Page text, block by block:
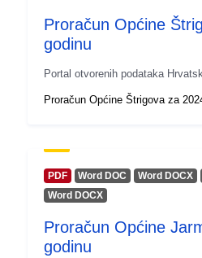
Proračun Općine
godinu
Portal otvorenih podataka
Proračun Općine Štrigova za
PDF Word DOC Word DOCX
Word DOCX
Proračun Općine
godinu